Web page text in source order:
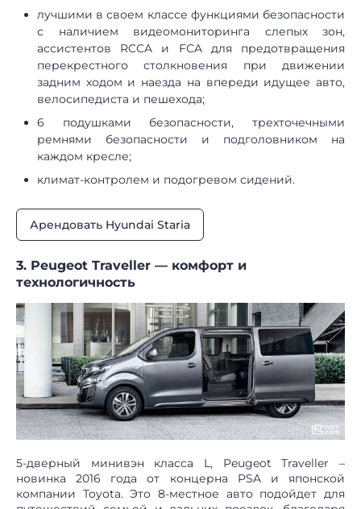
лучшими в своем классе функциями безопасности
с наличием видеомониторинга слепых зон,
ассистентов RCCA и FCA для предотвращения
перекрестного столкновения при движении
задним ходом и наезда на впереди идущее авто,
велосипедиста и пешехода;
6 подушками безопасности, трехточечными
ремнями безопасности и подголовником на
каждом кресле;
климат-контролем и подогревом сидений.
Арендовать Hyundai Staria
3. Peugeot Traveller — комфорт и
технологичность
5-дверный минивэн класса L, Peugeot Traveller –
новинка 2016 года от концерна PSA и японской
компании Toyota. Это 8-местное авто подойдет для